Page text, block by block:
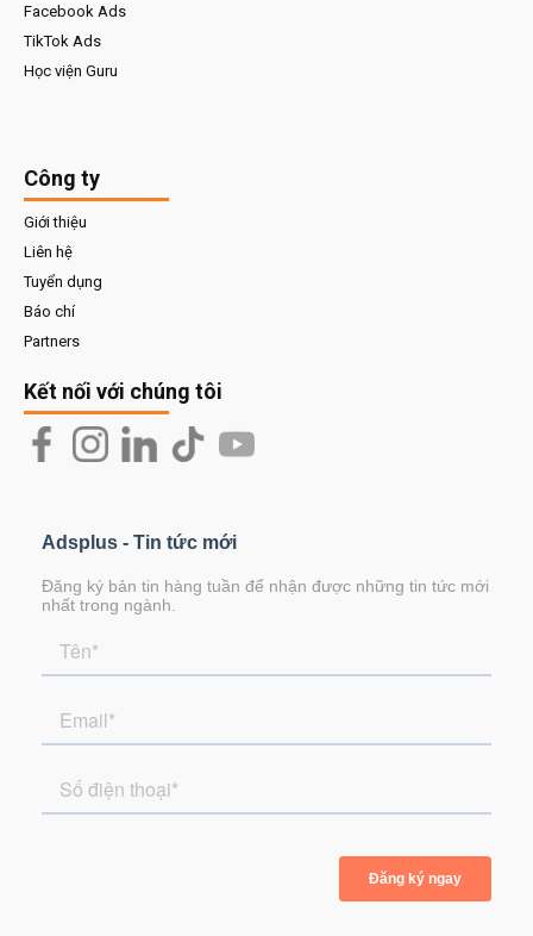
Facebook Ads
TikTok Ads
Học viện Guru
Công ty
Giới thiệu
Liên hệ
Tuyển dụng
Báo chí
Partners
Kết nối với chúng tôi